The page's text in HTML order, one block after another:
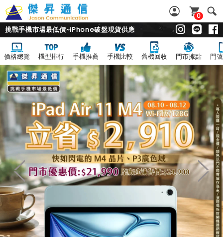
0
挑戰手機市場最低價~iPhone破盤現貨供應
價格總覽 機型排行 手機推薦 手機比較 舊機回收 門市據點 門